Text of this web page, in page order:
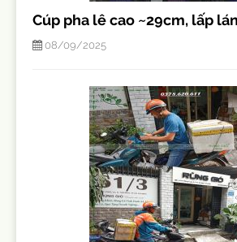
Cúp pha lê cao ~29cm, lấp
08/09/2025